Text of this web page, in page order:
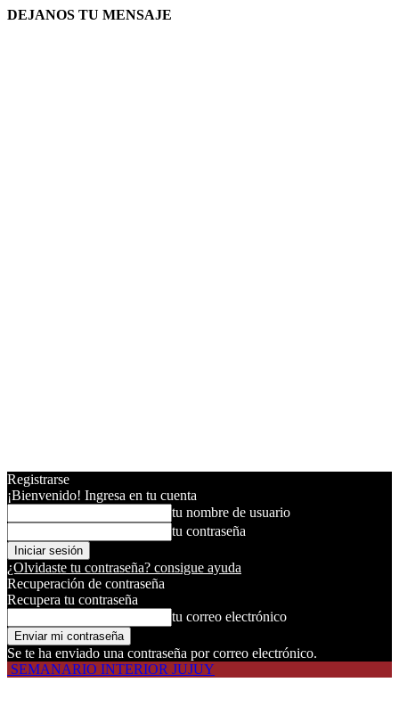
DEJANOS TU MENSAJE
Registrarse
¡Bienvenido! Ingresa en tu cuenta
tu nombre de usuario
tu contraseña
¿Olvidaste tu contraseña? consigue ayuda
Recuperación de contraseña
Recupera tu contraseña
tu correo electrónico
Se te ha enviado una contraseña por correo electrónico.
SEMANARIO INTERIOR JUJUY